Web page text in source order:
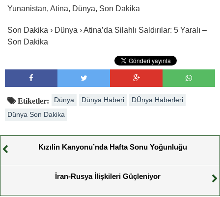
Yunanistan, Atina, Dünya, Son Dakika
Son Dakika › Dünya › Atina’da Silahlı Saldırılar: 5 Yaralı –
Son Dakika
Etiketler: Dünya Dünya Haberi
DÜnya Haberleri
Dünya Son Dakika
Kızılin Kanyonu’nda Hafta Sonu Yoğunluğu
İran-Rusya İlişkileri Güçleniyor